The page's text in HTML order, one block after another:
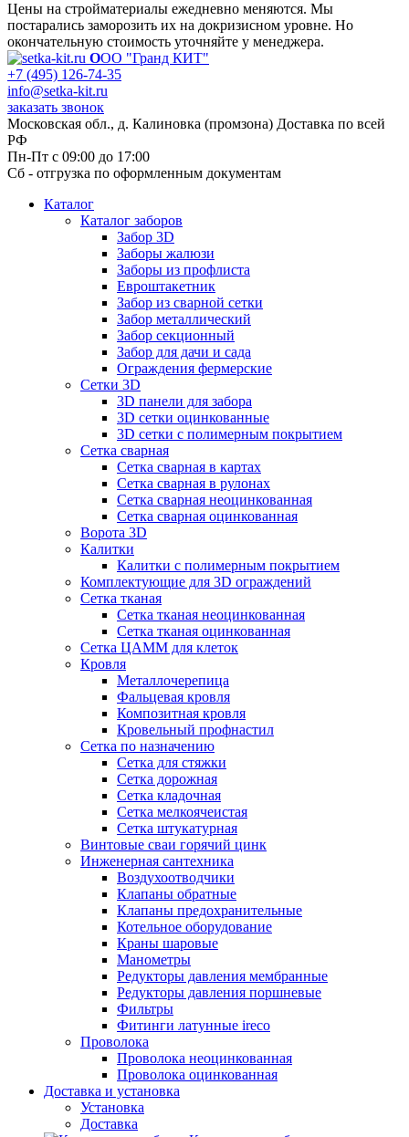
Цены на стройматериалы ежедневно меняются. Мы
постарались заморозить их на докризисном уровне. Но
окончательную стоимость уточняйте у менеджера.
ООО "Гранд КИТ"
+7 (495) 126-74-35
info@setka-kit.ru
заказать звонок
Московская обл., д. Калиновка (промзона) Доставка по всей
РФ
Пн-Пт с 09:00 до 17:00
Сб - отгрузка по оформленным документам
Каталог
Каталог заборов
Забор 3D
Заборы жалюзи
Заборы из профлиста
Евроштакетник
Забор из сварной сетки
Забор металлический
Забор секционный
Забор для дачи и сада
Ограждения фермерские
Сетки 3D
3D панели для забора
3D сетки оцинкованные
3D сетки с полимерным покрытием
Сетка сварная
Сетка сварная в картах
Сетка сварная в рулонах
Сетка сварная неоцинкованная
Сетка сварная оцинкованная
Ворота 3D
Калитки
Калитки с полимерным покрытием
Комплектующие для 3D ограждений
Сетка тканая
Сетка тканая неоцинкованная
Сетка тканая оцинкованная
Сетка ЦАММ для клеток
Кровля
Металлочерепица
Фальцевая кровля
Композитная кровля
Кровельный профнастил
Сетка по назначению
Сетка для стяжки
Сетка дорожная
Сетка кладочная
Сетка мелкоячеистая
Сетка штукатурная
Винтовые сваи горячий цинк
Инженерная сантехника
Воздухоотводчики
Клапаны обратные
Клапаны предохранительные
Котельное оборудование
Краны шаровые
Манометры
Редукторы давления мембранные
Редукторы давления поршневые
Фильтры
Фитинги латунные ireco
Проволока
Проволока неоцинкованная
Проволока оцинкованная
Доставка и установка
Установка
Доставка